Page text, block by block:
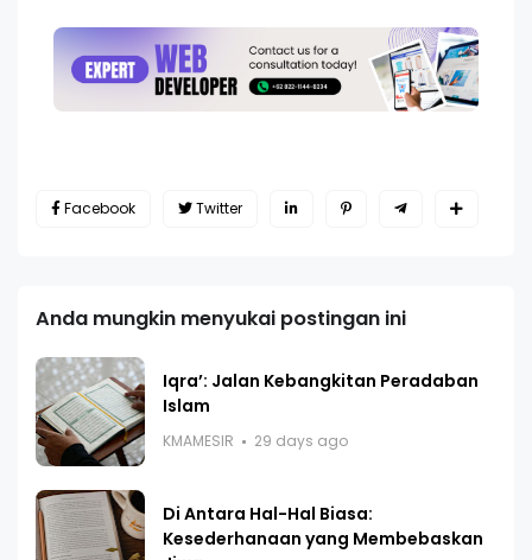
Facebook Twitter
Anda mungkin menyukai postingan ini
Iqra’: Jalan Kebangkitan Peradaban
Islam
KMAMESIR 29 days ago
Di Antara Hal-Hal Biasa:
Kesederhanaan yang Membebaskan